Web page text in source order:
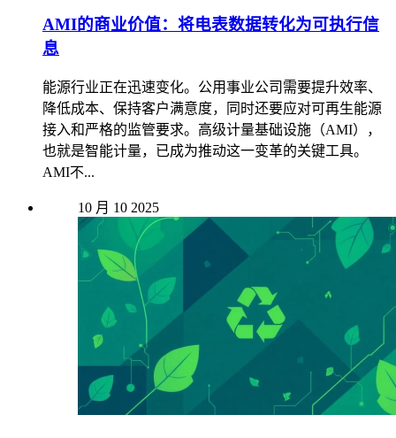
AMI的商业价值：将电表数据转化为可执行信
息
能源行业正在迅速变化。公用事业公司需要提升效率、
降低成本、保持客户满意度，同时还要应对可再生能源
接入和严格的监管要求。高级计量基础设施（AMI），
也就是智能计量，已成为推动这一变革的关键工具。
AMI不...
10 月 10 2025